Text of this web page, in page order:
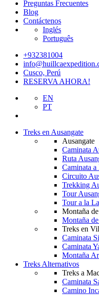
Preguntas Frecuentes
Blog
Contáctenos
Inglés
Português
+932381004
Cusco, Perú
RESERVA AHORA!
EN
PT
Treks en Ausangate
Ausangate
Caminata
Ruta
Caminata
Circuito
Trekking
Tour
Tour a la
Montaña
Montaña
Treks en
Caminata
Caminata
Montaña
Treks Alternativos
Treks a
Caminata
Camino